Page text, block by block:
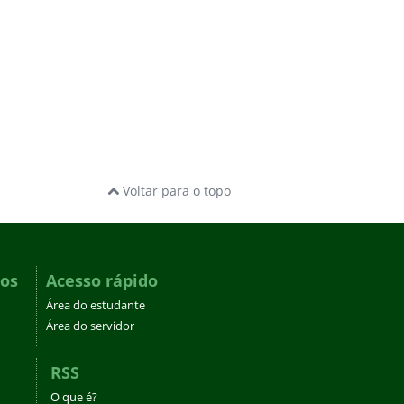
Voltar para o topo
Acesso rápido
Área do estudante
Área do servidor
RSS
O que é?